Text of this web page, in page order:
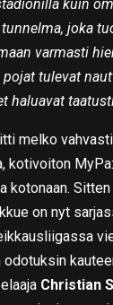
kuin
joka
varmasti
pojat tulevat
haluavat
melko
kotivoiton
kotonaan.
on nyt
Christian